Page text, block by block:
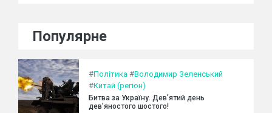
Популярне
#Політика #Володимир Зеленський
#Китай (регіон)
Битва за Україну. Дев’ятий день
дев’яностого шостого!